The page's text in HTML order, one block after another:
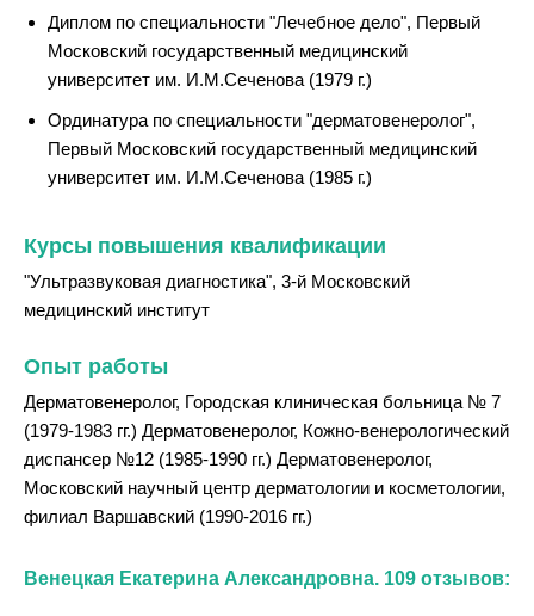
Диплом по специальности "Лечебное дело", Первый
Московский государственный медицинский
университет им. И.М.Сеченова (1979 г.)
Ординатура по специальности "дерматовенеролог",
Первый Московский государственный медицинский
университет им. И.М.Сеченова (1985 г.)
Курсы повышения квалификации
"Ультразвуковая диагностика", 3-й Московский
медицинский институт
Опыт работы
Дерматовенеролог, Городская клиническая больница № 7
(1979-1983 гг.) Дерматовенеролог, Кожно-венерологический
диспансер №12 (1985-1990 гг.) Дерматовенеролог,
Московский научный центр дерматологии и косметологии,
филиал Варшавский (1990-2016 гг.)
Венецкая Екатерина Александровна. 109 отзывов: